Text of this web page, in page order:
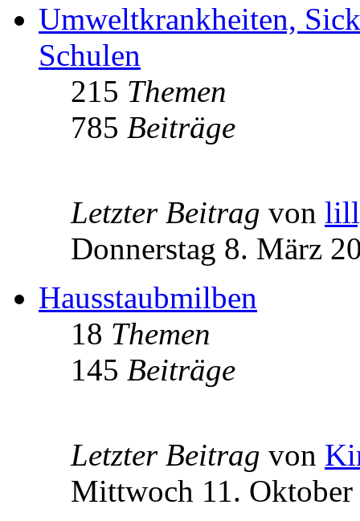
Umweltkrankheiten,
Schulen
215 Themen
785 Beiträge
Letzter Beitrag von
Donnerstag 8. März
Hausstaubmilben
18 Themen
145 Beiträge
Letzter Beitrag von
Mittwoch 11.